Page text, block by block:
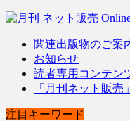
関連出版物のご案
お知らせ
読者専用コンテン
「月刊ネット販売
注目キーワード